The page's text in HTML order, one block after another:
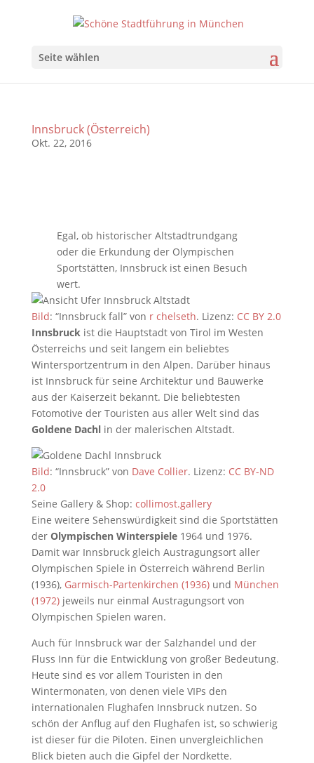
Seite wählen
Innsbruck (Österreich)
Okt. 22, 2016
Egal, ob historischer Altstadtrundgang
oder die Erkundung der Olympischen
Sportstätten, Innsbruck ist einen Besuch
wert.
Bild: “Innsbruck fall” von r chelseth. Lizenz: CC BY 2.0
Innsbruck ist die Hauptstadt von Tirol im Westen
Österreichs und seit langem ein beliebtes
Wintersportzentrum in den Alpen. Darüber hinaus
ist Innsbruck für seine Architektur und Bauwerke
aus der Kaiserzeit bekannt. Die beliebtesten
Fotomotive der Touristen aus aller Welt sind das
Goldene Dachlin der malerischen Altstadt.
Bild: “Innsbruck” von Dave Collier. Lizenz: CC BY-ND
2.0
Seine Gallery & Shop: collimost.gallery
Eine weitere Sehenswürdigkeit sind die Sportstätten
der Olympischen Winterspiele1964 und 1976.
Damit war Innsbruck gleich Austragungsort aller
Olympischen Spiele in Österreich während Berlin
(1936), Garmisch-Partenkirchen (1936)und München
(1972)jeweils nur einmal Austragungsort von
Olympischen Spielen waren.
Auch für Innsbruck war der Salzhandel und der
Fluss Inn für die Entwicklung von großer Bedeutung.
Heute sind es vor allem Touristen in den
Wintermonaten, von denen viele VIPs den
internationalen Flughafen Innsbruck nutzen. So
schön der Anflug auf den Flughafen ist, so schwierig
ist dieser für die Piloten. Einen unvergleichlichen
Blick bieten auch die Gipfel der Nordkette.